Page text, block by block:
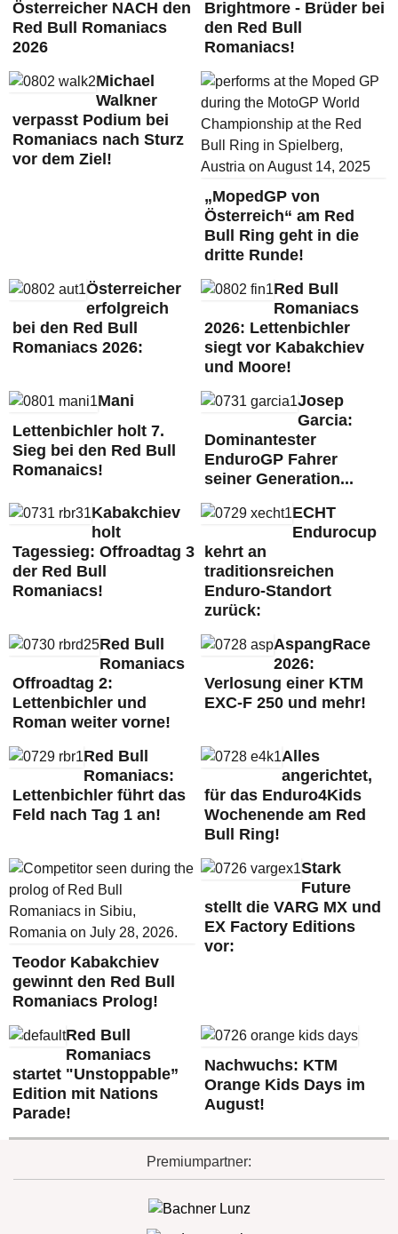
Österreicher NACH den
Red Bull Romaniacs
2026
Brightmore - Brüder bei
den Red Bull
Romaniacs!
Michael
Walkner
verpasst Podium bei
Romaniacs nach Sturz
vor dem Ziel!
„MopedGP von
Österreich“ am Red
Bull Ring geht in die
dritte Runde!
Österreicher
erfolgreich
bei den Red Bull
Romaniacs 2026:
Red Bull
Romaniacs
2026: Lettenbichler
siegt vor Kabakchiev
und Moore!
Mani
Lettenbichler holt 7.
Sieg bei den Red Bull
Romanaics!
Josep
Garcia:
Dominantester
EnduroGP Fahrer
seiner Generation...
Kabakchiev
holt
Tagessieg: Offroadtag 3
der Red Bull
Romaniacs!
ECHT
Endurocup
kehrt an
traditionsreichen
Enduro-Standort
zurück:
Red Bull
Romaniacs
Offroadtag 2:
Lettenbichler und
Roman weiter vorne!
AspangRace
2026:
Verlosung einer KTM
EXC-F 250 und mehr!
Red Bull
Romaniacs:
Lettenbichler führt das
Feld nach Tag 1 an!
Alles
angerichtet,
für das Enduro4Kids
Wochenende am Red
Bull Ring!
Teodor Kabakchiev
gewinnt den Red Bull
Romaniacs Prolog!
Stark
Future
stellt die VARG MX und
EX Factory Editions
vor:
Red Bull
Romaniacs
startet "Unstoppable”
Edition mit Nations
Parade!
Nachwuchs: KTM
Orange Kids Days im
August!
Premiumpartner: